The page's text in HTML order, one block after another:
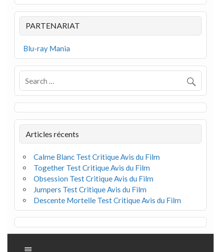
PARTENARIAT
Blu-ray Mania
Articles récents
Calme Blanc Test Critique Avis du Film
Together Test Critique Avis du Film
Obsession Test Critique Avis du Film
Jumpers Test Critique Avis du Film
Descente Mortelle Test Critique Avis du Film